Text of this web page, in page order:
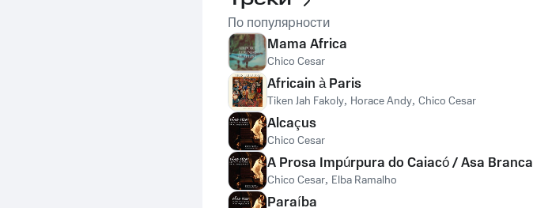
По популярности
Mama Africa
Chico Cesar
Africain à Paris
Tiken Jah Fakoly, Horace Andy, Chico Cesar
Alcaçus
Chico Cesar
A Prosa Impúrpura do Caiacó / Asa Branca
Chico Cesar, Elba Ramalho
Paraíba